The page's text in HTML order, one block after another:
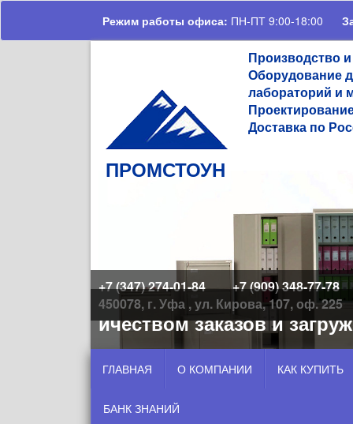
Режим работы офиса: ПН-ПТ 9:00-18:00
ПРОМСТОУН
Производство
Оборудование
лабораторий и
Доставка по
+7 (347) 274-01-84
+7 (909) 348-77-78
450078, г. Уфа , ул. Кирова, 107, оф. 225
количеством заказов и
ГЛАВНАЯ О КОМПАНИИ КАК КУПИТЬ
БАНК ЗНАНИЙ